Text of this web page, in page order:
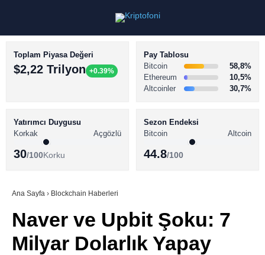
Youtube
TikTok
BİTCOİN HABERLERİ
ALTCOİN HABERLERİ
SÖZLÜK
Toplam Piyasa Değeri
$2,22 Trilyon +0.39%
Pay Tablosu
Bitcoin
58,8%
Ethereum
10,5%
Altcoinler
30,7%
Yatırımcı Duygusu
Korkak
Açgözlü
30/100Korku
Sezon Endeksi
Bitcoin
Altcoin
44.8/100
Ana Sayfa › Blockchain Haberleri
Naver ve Upbit Şoku: 7
Milyar Dolarlık Yapay